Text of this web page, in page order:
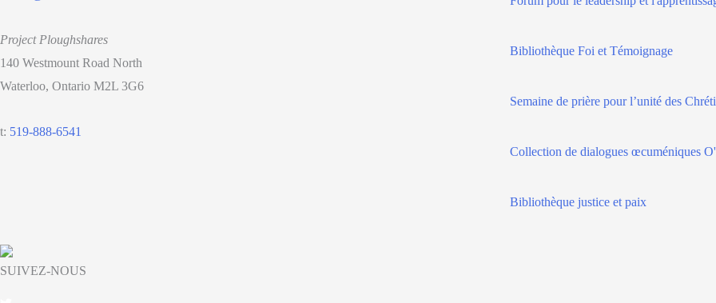
Project Ploughshares
140 Westmount Road North
Waterloo, Ontario M2L 3G6
t: 519-888-6541
Bibliothèque Foi et Témoignage
Semaine de prière pour l’unité des
Collection de dialogues œcuméniques
Bibliothèque justice et paix
SUIVEZ-NOUS